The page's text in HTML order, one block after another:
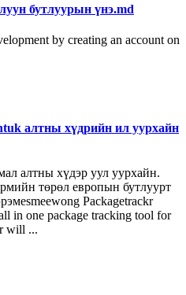
бутлуурын үнэ.md
by creating an account on
алтны хүдрийн ил уурхайн
алтны хүдэр уул уурхайн.
төрөл европын бутлуурт
Packagetrackr
in one package tracking tool for
will ...